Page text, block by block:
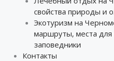
свойства природы и
Экотуризм на
маршруты, места
заповедники
Контакты